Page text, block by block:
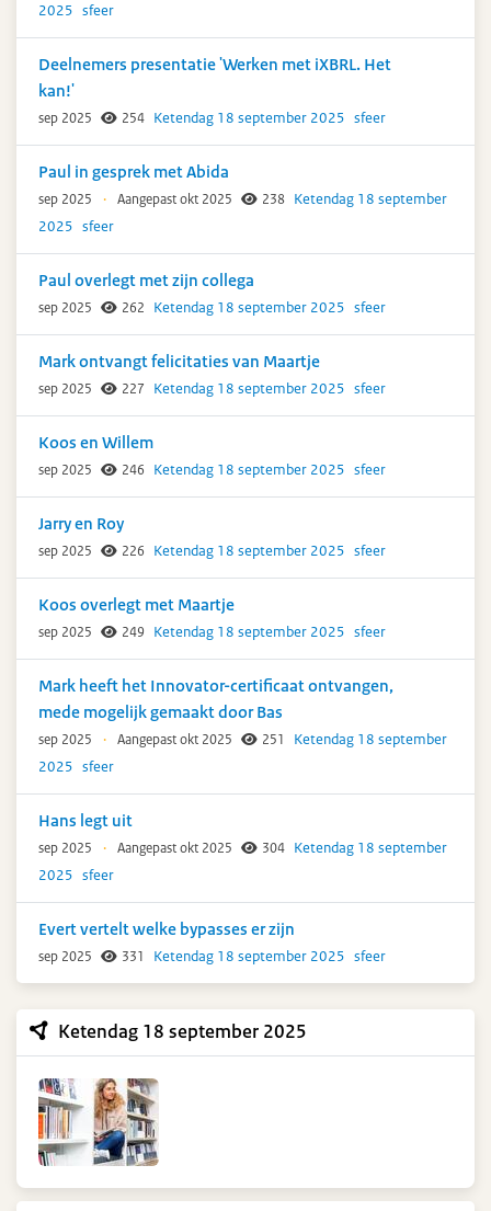
2025 sfeer
Deelnemers presentatie 'Werken met iXBRL. Het
kan!'
sep 2025 254 Ketendag 18 september 2025 sfeer
Paul in gesprek met Abida
sep 2025 · Aangepast okt 2025 238 Ketendag 18 september
2025 sfeer
Paul overlegt met zijn collega
sep 2025 262 Ketendag 18 september 2025 sfeer
Mark ontvangt felicitaties van Maartje
sep 2025 227 Ketendag 18 september 2025 sfeer
Koos en Willem
sep 2025 246 Ketendag 18 september 2025 sfeer
Jarry en Roy
sep 2025 226 Ketendag 18 september 2025 sfeer
Koos overlegt met Maartje
sep 2025 249 Ketendag 18 september 2025 sfeer
Mark heeft het Innovator-certificaat ontvangen,
mede mogelijk gemaakt door Bas
sep 2025 · Aangepast okt 2025 251
Ketendag 18 september
2025 sfeer
Hans legt uit
sep 2025 · Aangepast okt 2025 304 Ketendag 18 september
2025 sfeer
Evert vertelt welke bypasses er zijn
sep 2025 331 Ketendag 18 september 2025 sfeer
Ketendag 18 september 2025